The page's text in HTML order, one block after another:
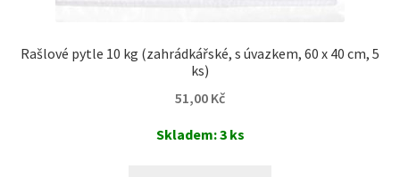
Rašlové pytle 10 kg (zahrádkářské, s úvazkem, 60 x 40 cm, 5
ks)
51,00 Kč
Skladem: 3 ks